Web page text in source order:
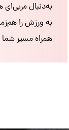
به‌دنبال
به ورزش را
همراه مسیر